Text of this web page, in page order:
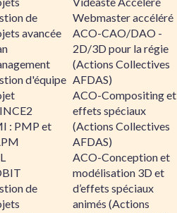
de
avancée
d'équipe
: PMP et
de
Webmaster accéléré
ACO-CAO/DAO -
2D/3D pour la régie
(Actions Collectives
AFDAS)
ACO-Compositing et
effets spéciaux
(Actions Collectives
AFDAS)
ACO-Conception et
modélisation 3D et
d’effets spéciaux
animés (Actions